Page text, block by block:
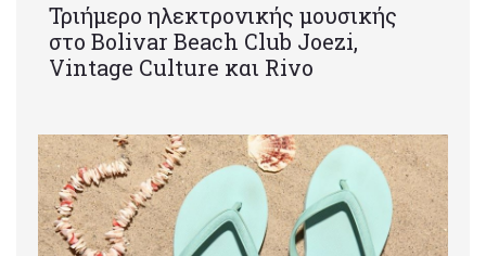
Τριήμερο ηλεκτρονικής μουσικής
στο Bolivar Beach Club Joezi,
Vintage Culture και Rivo